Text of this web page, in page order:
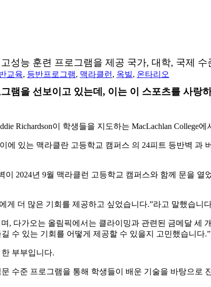
성능 훈련 프로그램을 제공 국가, 대학, 국제
교육, 등반프로그램, 맥라클런 , 옥빌, 온타리오
램을 선보이고 있는데, 이는 이 스포츠를 사랑
Richardson이 학생들을 지도하는 MacLachlan College
에 있는 맥라클란 고등학교 캠퍼스 의 24피트 등반벽
2024년 9월 맥라클런 고등학교 캠퍼스와 함께 문을
게 더 많은 기회를 제공하고 싶었습니다.”라고 말했습니
, 다가오는 올림픽에서는 클라이밍과 관련된 금메달 세
수 있는 기회를 어떻게 제공할 수 있을지 고민했습니다.”
부부입니다.
수준 프로그램을 통해 학생들이 배운 기술을 바탕으로